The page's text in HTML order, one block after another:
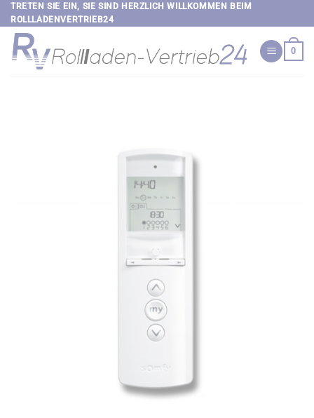
Zum
Inhalt
springen
TRETEN SIE EIN, SIE SIND HERZLICH WILLKOMMEN BEIM
ROLLLADENVERTRIEB24
0